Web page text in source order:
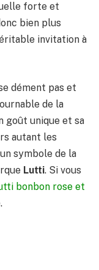
forte et
bien plus
invitation à
dément pas et
de la
goût unique et sa
autant les
symbole de la
Lutti. Si vous
bonbon rose et